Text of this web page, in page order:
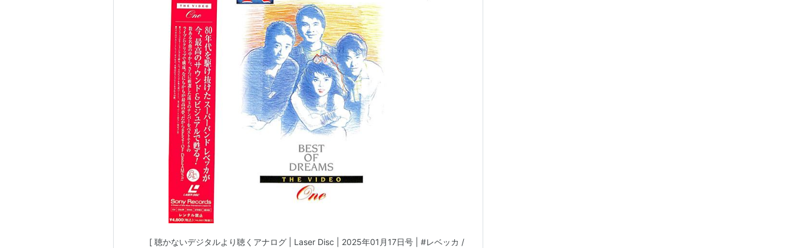
[ 聴かないデジタルより聴くアナログ | Laser Disc | 2025年01月17日号 | #レベッカ /